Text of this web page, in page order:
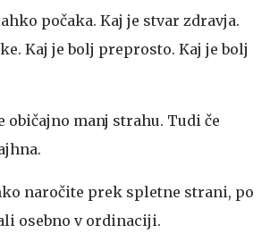
počaka. Kaj je stvar zdravja.
Kaj je bolj preprosto. Kaj je bolj
običajno manj strahu. Tudi če
naročite prek spletne strani, po
osebno v ordinaciji.